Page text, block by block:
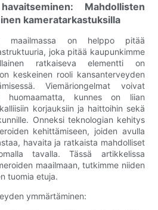
Mahdollisten
kameratarkastuksilla
maailmassa on helppo pitää
joka pitää kaupunkimme
ratkaiseva elementti on
keskeinen rooli kansanterveyden
Viemäriongelmat voivat
huomaamatta, kunnes on liian
korjauksiin ja haittoihin sekä
Onneksi teknologian kehitys
kehittämiseen, joiden avulla
havaita ja ratkaista mahdolliset
tavalla. Tässä artikkelissa
maailmaan, tutkimme niiden
tuomia etuja.
ymmärtäminen: